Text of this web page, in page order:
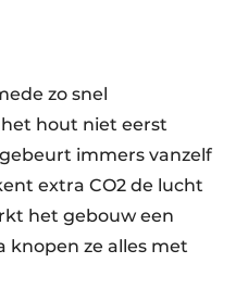
zo snel
hout niet eerst
immers vanzelf
extra CO2 de lucht
het gebouw een
knopen ze alles met